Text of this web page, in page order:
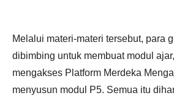
Melalui materi-materi tersebut, para
dibimbing untuk membuat modul
mengakses Platform Merdeka
menyusun modul P5. Semua itu